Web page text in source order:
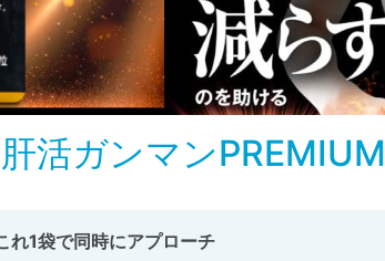
肝活ガンマンPREMIUM
れ1袋で同時にアプローチ